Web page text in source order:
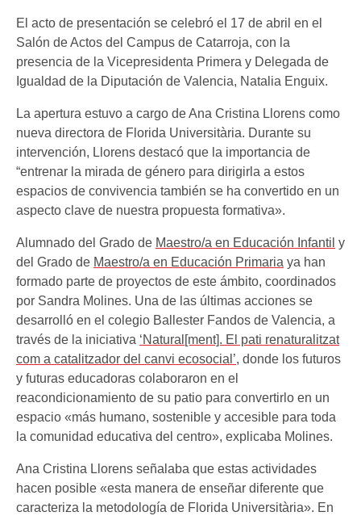
El acto de presentación se celebró el 17 de abril en el
Salón de Actos del Campus de Catarroja, con la
presencia de la Vicepresidenta Primera y Delegada de
Igualdad de la Diputación de Valencia, Natalia Enguix.
La apertura estuvo a cargo de Ana Cristina Llorens como
nueva directora de Florida Universitària. Durante su
intervención, Llorens destacó que la importancia de
“entrenar la mirada de género para dirigirla a estos
espacios de convivencia también se ha convertido en un
aspecto clave de nuestra propuesta formativa».
Alumnado del Grado de Maestro/a en Educación Infantil y
del Grado de Maestro/a en Educación Primaria ya han
formado parte de proyectos de este ámbito, coordinados
por Sandra Molines. Una de las últimas acciones se
desarrolló en el colegio Ballester Fandos de Valencia, a
través de la iniciativa ‘Natural[ment]. El pati renaturalitzat
com a catalitzador del canvi ecosocial’, donde los futuros
y futuras educadoras colaboraron en el
reacondicionamiento de su patio para convertirlo en un
espacio «más humano, sostenible y accesible para toda
la comunidad educativa del centro», explicaba Molines.
Ana Cristina Llorens señalaba que estas actividades
hacen posible «esta manera de enseñar diferente que
caracteriza la metodología de Florida Universitària». En